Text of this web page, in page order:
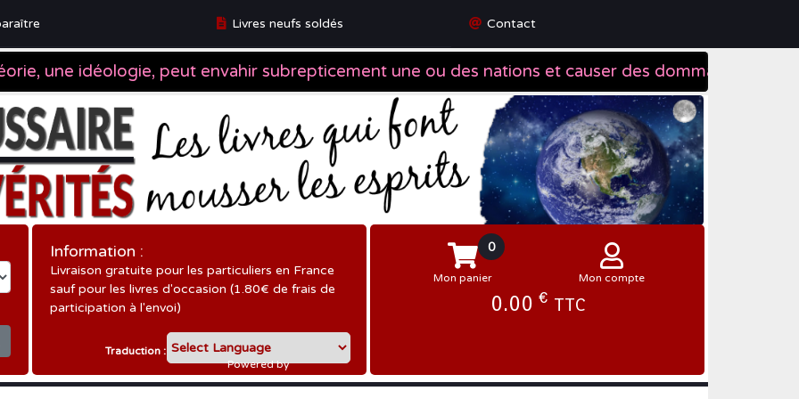
Livres neufs soldés Contact
Information :
Livraison gratuite pour les particuliers en France
sauf pour les livres d'occasion (1.80€ de frais de
participation à l'envoi)
Traduction :
Powered by
Translate
Mon compte
0
Mon panier
0.00 € TTC